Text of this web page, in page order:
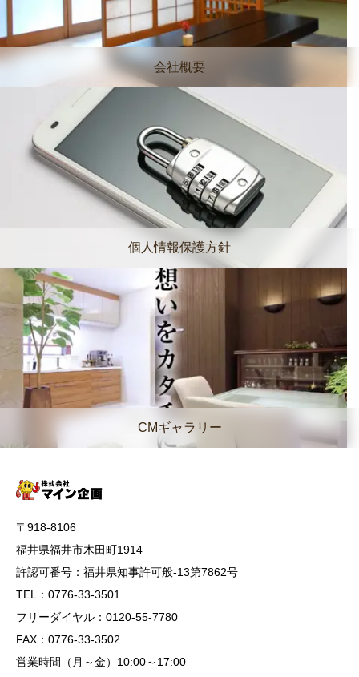
会社概要
個人情報保護方針
CMギャラリー
〒918-8106
福井県福井市木田町1914
許認可番号：福井県知事許可般-13第7862号
TEL：0776-33-3501
フリーダイヤル：0120-55-7780
FAX：0776-33-3502
営業時間（月～金）10:00～17:00